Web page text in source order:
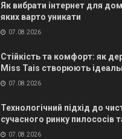
Як вибрати інтернет для
яких варто уникати
07.08.2026
Стійкість та комфорт: як
Miss Tais створюють
07.08.2026
Технологічний підхід до
сучасного ринку пилососів
07.08.2026